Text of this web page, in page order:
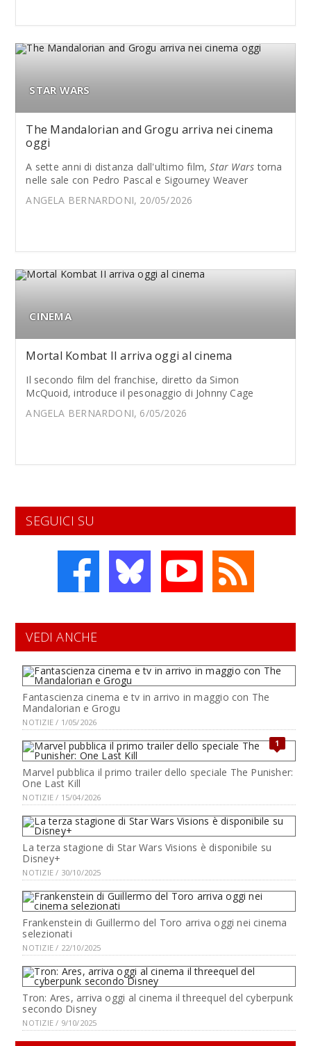
STAR WARS
The Mandalorian and Grogu arriva nei cinema
oggi
A sette anni di distanza dall'ultimo film,Star Wars torna
nelle sale con Pedro Pascal e Sigourney Weaver
ANGELA BERNARDONI, 20/05/2026
CINEMA
Mortal Kombat II arriva oggi al cinema
Il secondo film del franchise, diretto da Simon
McQuoid, introduce il pesonaggio di Johnny Cage
ANGELA BERNARDONI, 6/05/2026
SEGUICI SU
VEDI ANCHE
Fantascienza cinema e tv in arrivo in maggio con The
Mandalorian e Grogu
NOTIZIE / 1/05/2026
1
Marvel pubblica il primo trailer dello speciale The Punisher:
One Last Kill
NOTIZIE / 15/04/2026
La terza stagione di Star Wars Visions è disponibile su
Disney+
NOTIZIE / 30/10/2025
Frankenstein di Guillermo del Toro arriva oggi nei cinema
selezionati
NOTIZIE / 22/10/2025
Tron: Ares, arriva oggi al cinema il threequel del cyberpunk
secondo Disney
NOTIZIE / 9/10/2025